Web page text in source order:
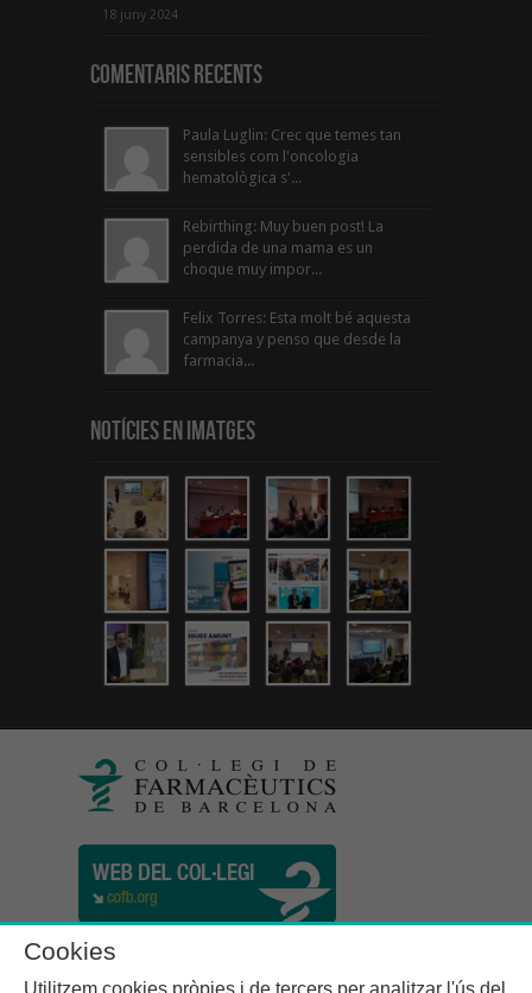
18 juny 2024
Comentaris Recents
Paula Luglin: Crec que temes tan
sensibles com l'oncologia
hematològica s'...
Rebirthing: Muy buen post! La
perdida de una mama es un
choque muy impor...
Felix Torres: Esta molt bé aquesta
campanya y penso que desde la
farmacia...
Notícies en Imatges
Cookies
Utilitzem cookies pròpies i de tercers per analitzar l'ús del